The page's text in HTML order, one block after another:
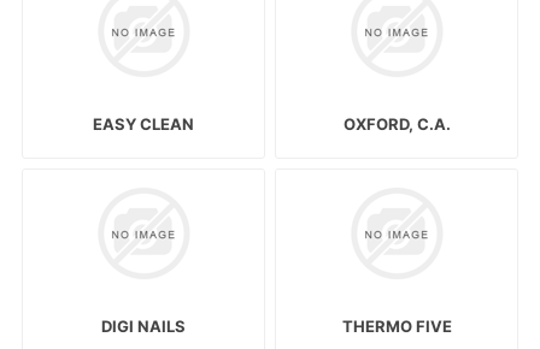
EASY CLEAN OXFORD, C.A.
DIGI NAILS THERMO FIVE